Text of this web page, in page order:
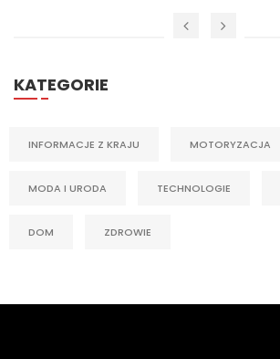
KATEGORIE
INFORMACJE Z KRAJU MOTORYZACJA
MODA I URODA TECHNOLOGIE
DOM ZDROWIE